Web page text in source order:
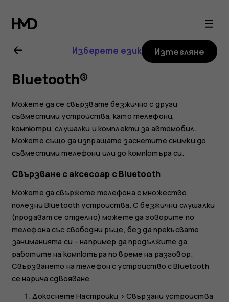
Ръководство
на
потребителя
за
Nokia
Plus
Изберете език Изтегляне
Bluetooth®
Можете да се свързвате безжично с други
съвместими устройства, като телефони,
компютри, слушалки и комплекти за автомобил.
Можете също да изпращате заснетите снимки до
съвместими телефони или до компютъра си.
Свързване с аксесоар с Bluetooth
Можете да свържете телефона с множество
полезни Bluetooth устройства. С безжични слушалки
(продават се отделно) можете да говорите по
телефона със свободни ръце, без да прекъсвате
заниманията си – например да продължите да
работите на компютъра по време на разговор.
Свързването на телефон с устройство с Bluetooth
се нарича сдвояване.
ДокоснетеНастройки >Свързани устройства